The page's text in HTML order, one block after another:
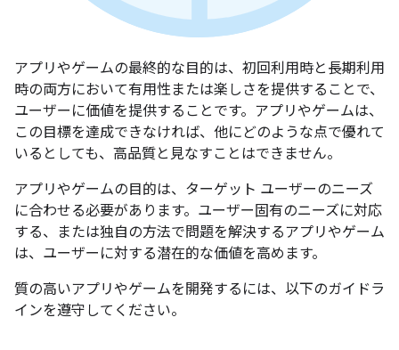
アプリやゲームの最終的な目的は、初回利用時と長期利用
時の両方において有用性または楽しさを提供することで、
ユーザーに価値を提供することです。アプリやゲームは、
この目標を達成できなければ、他にどのような点で優れて
いるとしても、高品質と見なすことはできません。
アプリやゲームの目的は、ターゲット ユーザーのニーズ
に合わせる必要があります。ユーザー固有のニーズに対応
する、または独自の方法で問題を解決するアプリやゲーム
は、ユーザーに対する潜在的な価値を高めます。
質の高いアプリやゲームを開発するには、以下のガイドラ
インを遵守してください。